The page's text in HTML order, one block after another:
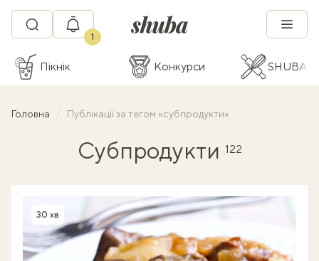
1
Пікнік Конкурси SHUBA
Головна Публікації за тегом «субпродукти»
Субпродукти 122
Час приготування
30 хв